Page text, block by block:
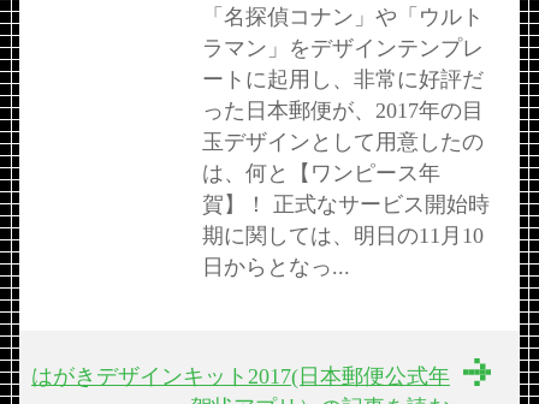
「名探偵コナン」や「ウルト
ラマン」をデザインテンプレ
ートに起用し、非常に好評だ
った日本郵便が、2017年の目
玉デザインとして用意したの
は、何と【ワンピース年
賀】！ 正式なサービス開始時
期に関しては、明日の11月10
日からとなっ...
はがきデザインキット2017(日本郵便公式年